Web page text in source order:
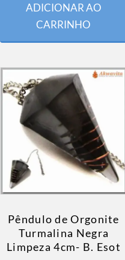
ADICIONAR AO
CARRINHO
Pêndulo de Orgonite
Turmalina Negra
Limpeza 4cm- B. Esot